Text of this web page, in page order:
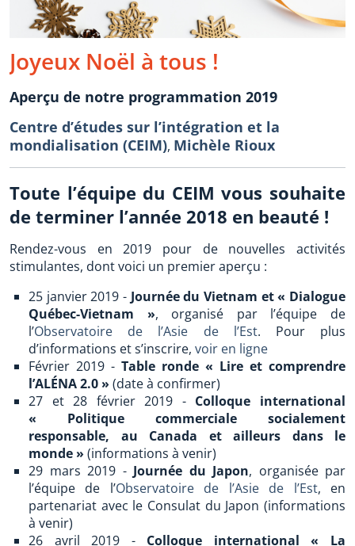
Joyeux Noël à tous !
Aperçu de notre programmation 2019
Centre d’études sur l’intégration et la
mondialisation (CEIM), Michèle Rioux
Toute l’équipe du CEIM vous souhaite
de terminer l’année 2018 en beauté !
Rendez-vous en 2019 pour de nouvelles activités
stimulantes, dont voici un premier aperçu :
25 janvier 2019 - Journée du Vietnam et « Dialogue
Québec-Vietnam », organisé par l’équipe de
l’Observatoire de l’Asie de l’Est. Pour plus
d’informations et s’inscrire, voir en ligne
Février 2019 - Table ronde « Lire et comprendre
l’ALÉNA 2.0 » (date à confirmer)
27 et 28 février 2019 - Colloque international
« Politique commerciale socialement
responsable, au Canada et ailleurs dans le
monde » (informations à venir)
29 mars 2019 - Journée du Japon, organisée par
l’équipe de l’Observatoire de l’Asie de l’Est, en
partenariat avec le Consulat du Japon (informations
à venir)
26 avril 2019 - Colloque international « La